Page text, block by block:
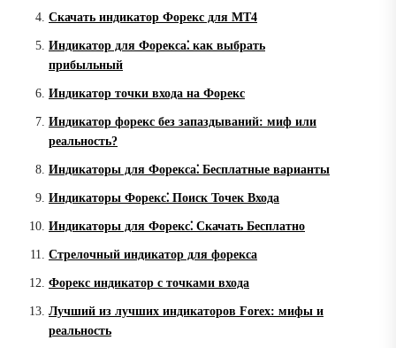
Скачать индикатор Форекс для MT4
Индикатор для Форекса⁚ как выбрать
прибыльный
Индикатор точки входа на Форекс
Индикатор форекс без запаздываний: миф или
реальность?
Индикаторы для Форекса⁚ Бесплатные варианты
Индикаторы Форекс⁚ Поиск Точек Входа
Индикаторы для Форекс⁚ Скачать Бесплатно
Стрелочный индикатор для форекса
Форекс индикатор с точками входа
Лучший из лучших индикаторов Forex: мифы и
реальность